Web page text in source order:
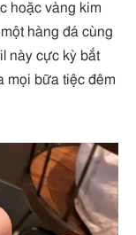
hoặc vàng kim
hàng đá cùng
này cực kỳ bắt
mọi bữa tiệc đêm